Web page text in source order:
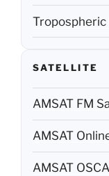
Tropospheric
SATELLITE
AMSAT FM
AMSAT
AMSAT